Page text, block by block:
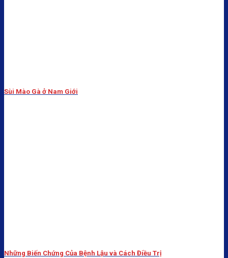
Sùi Mào Gà ở Nam Giới
Những Biến Chứng Của Bệnh Lậu và Cách Điều Trị